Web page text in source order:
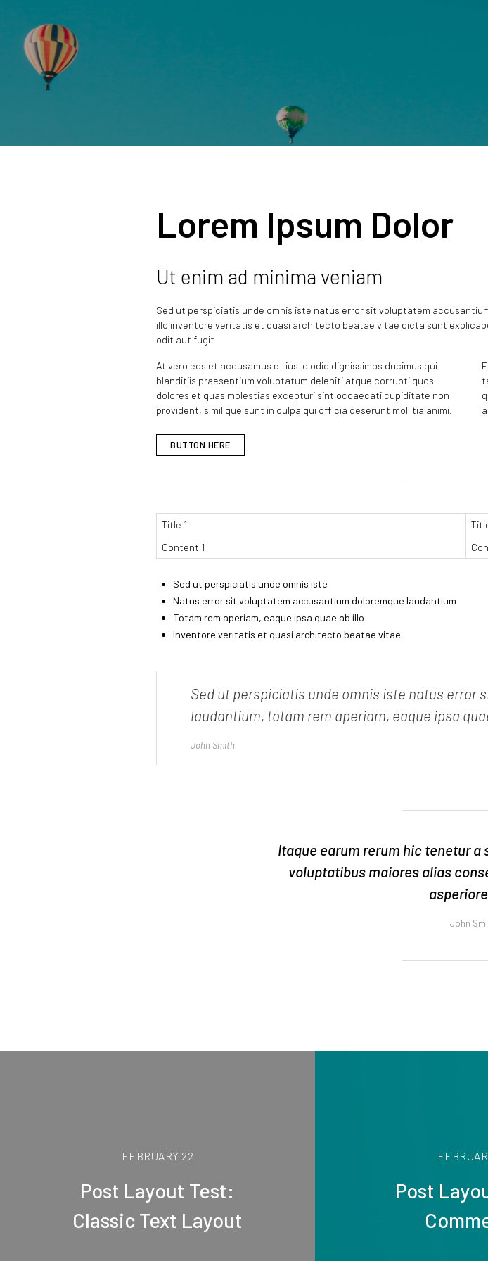
Lorem Ipsum Dolor
Ut enim ad minima veniam
Sed ut perspiciatis unde omnis iste natus error sit voluptatem
illo inventore veritatis et quasi architecto beatae vitae dicta sunt
odit aut fugit
At vero eos et accusamus et iusto odio dignissimos ducimus qui
blanditiis praesentium voluptatum deleniti atque corrupti quos
dolores et quas molestias excepturi sint occaecati cupiditate non
provident, similique sunt in culpa qui officia deserunt mollitia animi.
BUTTON HERE
Title 1
Content 1
Sed ut perspiciatis unde omnis iste
Natus error sit voluptatem accusantium doloremque laudantium
Totam rem aperiam, eaque ipsa quae ab illo
Inventore veritatis et quasi architecto beatae vitae
Sed ut perspiciatis unde omnis iste natus error
laudantium, totam rem aperiam, eaque ipsa
John Smith
Itaque earum rerum hic tenetur
voluptatibus maiores alias
John
FEBRUARY 22
Post Layout Test:
Classic Text Layout
Post